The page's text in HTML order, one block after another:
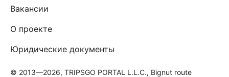
Вакансии
О проекте
Юридические документы
© 2013—2026, TRIPSGO PORTAL L.L.C., Bignut route